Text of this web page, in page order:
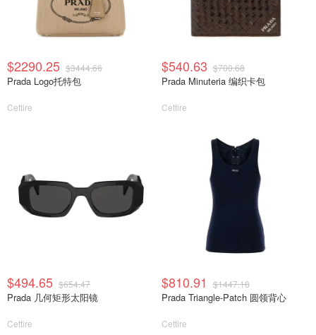
$2290.25 $3444.66
Prada Logo托特包
Cettire
$540.63 $700.68
Prada Minuteria 编织卡包
Cettire
$494.65 $654.47
Prada 几何矩形太阳镜
Cettire
$810.91 $1447.18
Prada Triangle-Patch 圆领背心
Cettire